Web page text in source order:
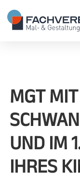
MGT
UND IM
IHRES